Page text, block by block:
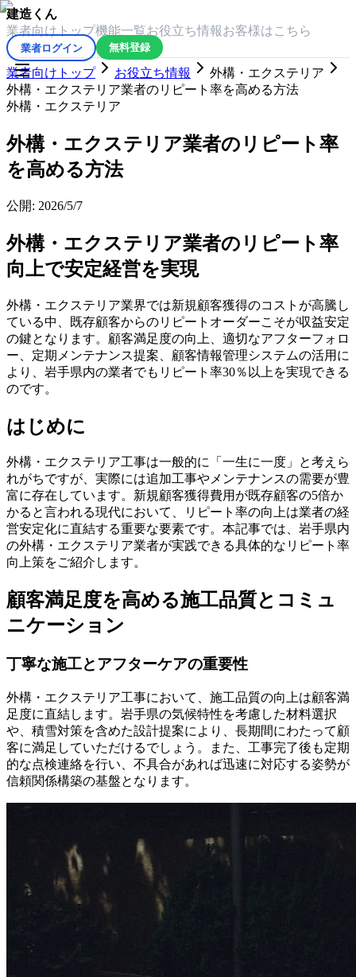
建造くん
業者向けトップ機能一覧お役立ち情報 お客様はこちら
業者ログイン 無料登録
業者向けトップ お役立ち情報
外構・エクステリア
外構・エクステリア業者のリピート率を高める方法
外構・エクステリア
外構・エクステリア業者のリピート率
を高める方法
公開: 2026/5/7
外構・エクステリア業者のリピート率
向上で安定経営を実現
外構・エクステリア業界では新規顧客獲得のコストが高騰し
ている中、既存顧客からのリピートオーダーこそが収益安定
の鍵となります。顧客満足度の向上、適切なアフターフォロ
ー、定期メンテナンス提案、顧客情報管理システムの活用に
より、岩手県内の業者でもリピート率30％以上を実現できる
のです。
はじめに
外構・エクステリア工事は一般的に「一生に一度」と考えら
れがちですが、実際には追加工事やメンテナンスの需要が豊
富に存在しています。新規顧客獲得費用が既存顧客の5倍か
かると言われる現代において、リピート率の向上は業者の経
営安定化に直結する重要な要素です。本記事では、岩手県内
の外構・エクステリア業者が実践できる具体的なリピート率
向上策をご紹介します。
顧客満足度を高める施工品質とコミュ
ニケーション
丁寧な施工とアフターケアの重要性
外構・エクステリア工事において、施工品質の向上は顧客満
足度に直結します。岩手県の気候特性を考慮した材料選択
や、積雪対策を含めた設計提案により、長期間にわたって顧
客に満足していただけるでしょう。また、工事完了後も定期
的な点検連絡を行い、不具合があれば迅速に対応する姿勢が
信頼関係構築の基盤となります。